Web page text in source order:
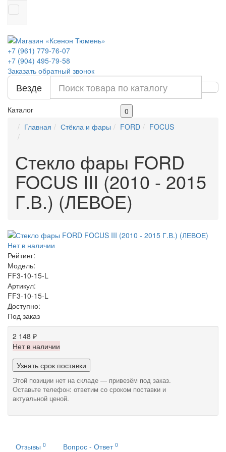
+7 (961) 779-76-07
+7 (904) 495-79-58
Заказать обратный звонок
Везде
Каталог
0
Главная
Стёкла и фары FORD FOCUS
Стекло фары FORD
FOCUS III (2010 - 2015
Г.В.) (ЛЕВОЕ)
Нет в наличии
Рейтинг:
Модель:
FF3-10-15-L
Артикул:
FF3-10-15-L
Доступно:
Под заказ
2 148 ₽
Нет в наличии
Узнать срок поставки
Этой позиции нет на складе — привезём под заказ.
Оставьте телефон: ответим со сроком поставки и
актуальной ценой.
Отзывы 0 Вопрос - Ответ 0